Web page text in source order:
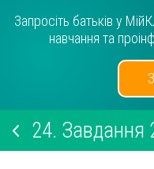
Запросіть батьків у
навчання та
24. Завдання